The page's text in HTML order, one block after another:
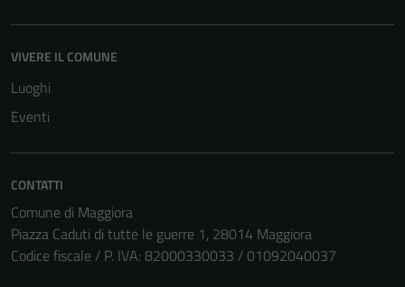
VIVERE IL COMUNE
Luoghi
Eventi
CONTATTI
Comune di Maggiora
Piazza Caduti di tutte le guerre 1, 28014 Maggiora
Codice fiscale / P. IVA: 82000330033 / 01092040037
personali.